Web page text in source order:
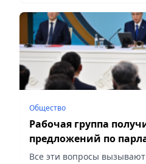
Общество
Рабочая группа
предложений по
реформе – Токаев
Все эти вопросы